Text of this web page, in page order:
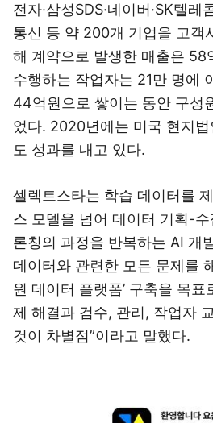
전자·삼성SDS·네이버·SK텔레
통신 등 약 200개 기업을 고객
해 계약으로 발생한 매출은
수행하는 작업자는 21만 명에
44억원으로 쌓이는 동안 구성
었다. 2020년에는 미국 현지
도 성과를 내고 있다.
셀렉트스타는 학습 데이터를
스 모델을 넘어 데이터 기획-
론칭의 과정을 반복하는 AI 개
데이터와 관련한 모든 문제를
원 데이터 플랫폼’ 구축을 목표
제 해결과 검수, 관리, 작업자
것이 차별점”이라고 말했다.